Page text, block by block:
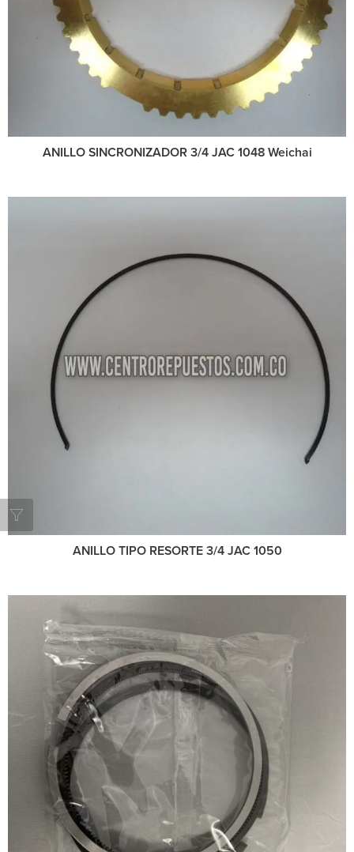
ANILLO SINCRONIZADOR 3/4 JAC 1048 Weichai
ANILLO TIPO RESORTE 3/4 JAC 1050